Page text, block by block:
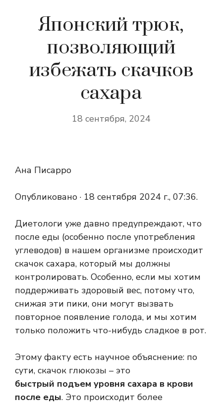
Японский трюк,
позволяющий
избежать скачков
сахара
18 сентября, 2024
Ана Писарро
Опубликовано · 18 сентября 2024 г., 07:36.
Диетологи уже давно предупреждают, что
после еды (особенно после употребления
углеводов) в нашем организме происходит
скачок сахара, который мы должны
контролировать. Особенно, если мы хотим
поддерживать здоровый вес, потому что,
снижая эти пики, они могут вызвать
повторное появление голода, и мы хотим
только положить что-нибудь сладкое в рот.
Этому факту есть научное объяснение: по
сути, скачок глюкозы – это
быстрый подъем уровня сахара в крови
после еды. Это происходит более